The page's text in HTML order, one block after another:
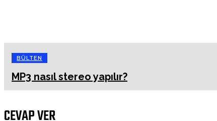
BÜLTEN
MP3 nasıl stereo yapılır?
CEVAP VER